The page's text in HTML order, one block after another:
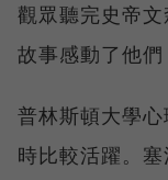
觀眾聽完史帝
故事感動了他們
普林斯頓大學
時比較活躍。